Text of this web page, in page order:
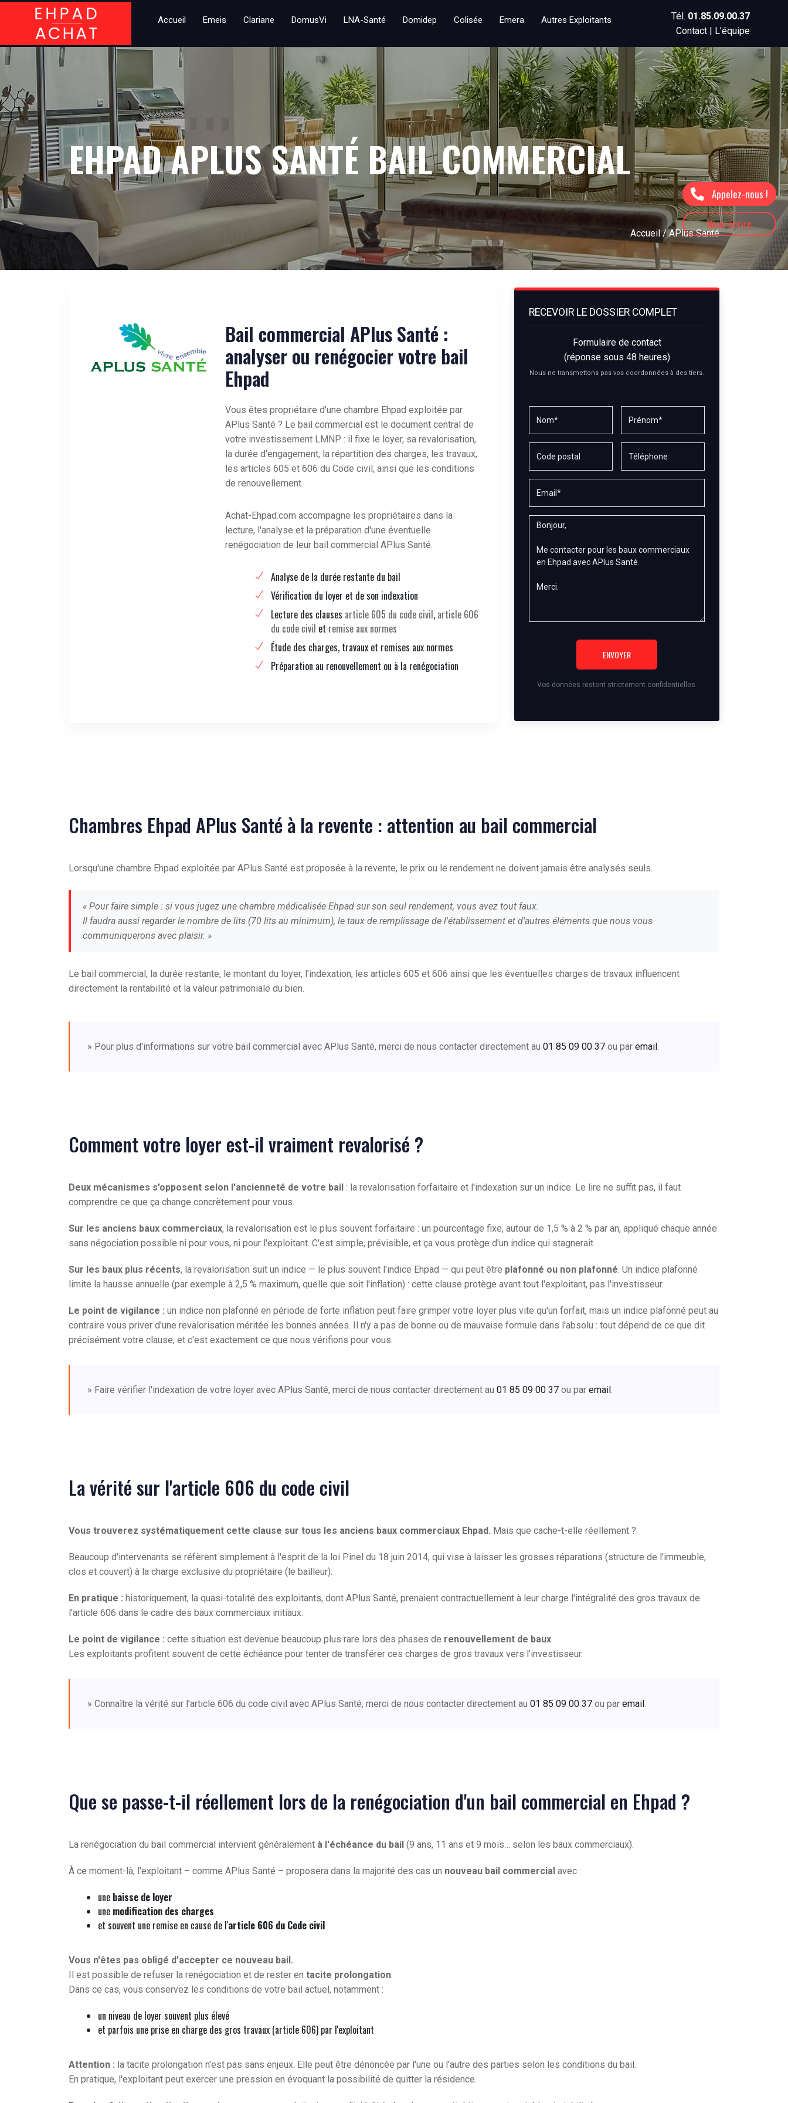
Appelez-nous !
Nous écrire
Accueil Emeis Clariane DomusVi LNA-Santé Domidep Colisée Emera Autres Exploitants Tél. 01.85.09.00.37
Contact | L'équipe
EHPAD APLUS SANTÉ BAIL COMMERCIAL
Accueil/ APlus Santé
Bail commercial APlus Santé :
analyser ou renégocier votre bail
Ehpad
Vous êtes propriétaire d'une chambre Ehpad exploitée par
APlus Santé ? Le bail commercial est le document central de
votre investissement LMNP : il fixe le loyer, sa revalorisation,
la durée d'engagement, la répartition des charges, les travaux,
les articles 605 et 606 du Code civil, ainsi que les conditions
de renouvellement.
Achat-Ehpad.com accompagne les propriétaires dans la
lecture, l'analyse et la préparation d'une éventuelle
renégociation de leur bail commercial APlus Santé.
Analyse de la durée restante du bail
Vérification du loyer et de son indexation
Lecture des clauses article 605 du code civil, article 606
du code civil et remise aux normes
Étude des charges, travaux et remises aux normes
Préparation au renouvellement ou à la renégociation
RECEVOIR LE DOSSIER COMPLET
Formulaire de contact
(réponse sous 48 heures)
Nous ne transmettons pas vos coordonnées à des tiers.
ENVOYER
Vos données restent strictement confidentielles.
Chambres Ehpad APlus Santé à la revente : attention au bail commercial
Lorsqu'une chambre Ehpad exploitée par APlus Santé est proposée à la revente, le prix ou le rendement ne doivent jamais être analysés seuls.
« Pour faire simple : si vous jugez une chambre médicalisée Ehpad sur son seul rendement, vous avez tout faux.
Il faudra aussi regarder le nombre de lits (70 lits au minimum), le taux de remplissage de l'établissement et d'autres éléments que nous vous
communiquerons avec plaisir. »
Le bail commercial, la durée restante, le montant du loyer, l'indexation, les articles 605 et 606 ainsi que les éventuelles charges de travaux influencent
directement la rentabilité et la valeur patrimoniale du bien.
» Pour plus d'informations sur votre bail commercial avec APlus Santé, merci de nous contacter directement au 01 85 09 00 37 ou par email
Comment votre loyer est-il vraiment revalorisé ?
Deux mécanismes s'opposent selon l'ancienneté de votre bail : la revalorisation forfaitaire et l'indexation sur un indice. Le lire ne suffit pas, il faut
comprendre ce que ça change concrètement pour vous.
Sur les anciens baux commerciaux, la revalorisation est le plus souvent forfaitaire : un pourcentage fixe, autour de 1,5 % à 2 % par an, appliqué chaque année
sans négociation possible ni pour vous, ni pour l'exploitant. C'est simple, prévisible, et ça vous protège d'un indice qui stagnerait.
Sur les baux plus récents, la revalorisation suit un indice — le plus souvent l'indice Ehpad — qui peut être plafonné ou non plafonné . Un indice plafonné
limite la hausse annuelle (par exemple à 2,5 % maximum, quelle que soit l'inflation) : cette clause protège avant tout l'exploitant, pas l'investisseur.
Le point de vigilance : un indice non plafonné en période de forte inflation peut faire grimper votre loyer plus vite qu'un forfait, mais un indice plafonné peut au
contraire vous priver d'une revalorisation méritée les bonnes années. Il n'y a pas de bonne ou de mauvaise formule dans l'absolu : tout dépend de ce que dit
précisément votre clause, et c'est exactement ce que nous vérifions pour vous.
» Faire vérifier l'indexation de votre loyer avec APlus Santé, merci de nous contacter directement au 01 85 09 00 37 ou par email
La vérité sur l'article 606 du code civil
Vous trouverez systématiquement cette clause sur tous les anciens baux commerciaux Ehpad. Mais que cache-t-elle réellement ?
Beaucoup d'intervenants se réfèrent simplement à l'esprit de la loi Pinel du 18 juin 2014, qui vise à laisser les grosses réparations (structure de l'immeuble,
clos et couvert) à la charge exclusive du propriétaire (le bailleur).
En pratique : historiquement, la quasi-totalité des exploitants, dont APlus Santé, prenaient contractuellement à leur charge l'intégralité des gros travaux de
l'article 606 dans le cadre des baux commerciaux initiaux.
Le point de vigilance : cette situation est devenue beaucoup plus rare lors des phases de renouvellement de baux
Les exploitants profitent souvent de cette échéance pour tenter de transférer ces charges de gros travaux vers l'investisseur.
» Connaître la vérité sur l'article 606 du code civil avec APlus Santé, merci de nous contacter directement au 01 85 09 00 37 ou par email
Que se passe-t-il réellement lors de la renégociation d'un bail commercial en Ehpad ?
La renégociation du bail commercial intervient généralement à l'échéance du bail (9 ans, 11 ans et 9 mois… selon les baux commerciaux).
À ce moment-là, l'exploitant – comme APlus Santé – proposera dans la majorité des cas un nouveau bail commercial avec :
une baisse de loyer
une modification des charges
et souvent une remise en cause de l'article 606 du Code civil
Vous n'êtes pas obligé d'accepter ce nouveau bail.
Il est possible de refuser la renégociation et de rester en tacite prolongation
Dans ce cas, vous conservez les conditions de votre bail actuel, notamment :
un niveau de loyer souvent plus élevé
et parfois une prise en charge des gros travaux (article 606) par l'exploitant
Attention : la tacite prolongation n'est pas sans enjeux. Elle peut être dénoncée par l'une ou l'autre des parties selon les conditions du bail.
En pratique, l'exploitant peut exercer une pression en évoquant la possibilité de quitter la résidence.